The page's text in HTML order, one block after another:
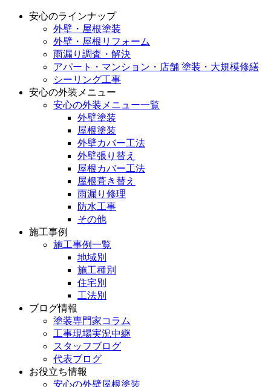
安心のラインナップ
外壁・屋根塗装
外壁・屋根リフォーム
雨漏り調査・解決
アパート・マンション・店舗 塗装・大規模修繕
シーリング工事
安心の外装メニュー
安心の外装メニュー一覧
外壁塗装
屋根塗装
外壁カバー工法
外壁張り替え
屋根カバー工法
屋根葺き替え
雨漏り修理
防水工事
その他
施工事例
施工事例一覧
地域別
施工種別
住宅別
工法別
ブログ情報
塗装専門家コラム
工事現場実況中継
スタッフブログ
代表ブログ
お役立ち情報
安心の外壁屋根塗装